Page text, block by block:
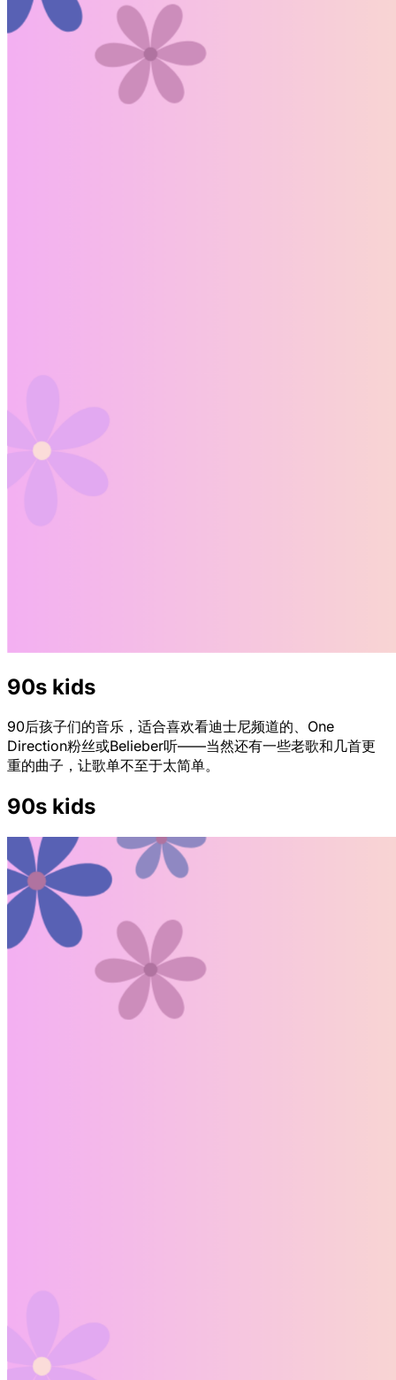
90s kids
90后孩子们的音乐，适合喜欢看迪士尼频道的、One
Direction粉丝或Belieber听——当然还有一些老歌和几首更
重的曲子，让歌单不至于太简单。
90s kids